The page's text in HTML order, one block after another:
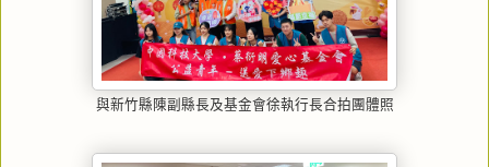
與新竹縣陳副縣長及基金會徐執行長合拍團體照